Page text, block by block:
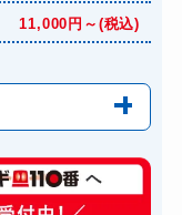
11,000円～(税込)
6,600円～(税込)